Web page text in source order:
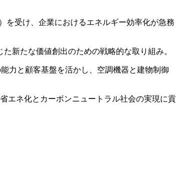
を受け、企業におけるエネルギー効率化が急務
新たな価値創出のための戦略的な取り組み。
力と顧客基盤を活かし、空調機器と建物制御
エネ化とカーボンニュートラル社会の実現に貢